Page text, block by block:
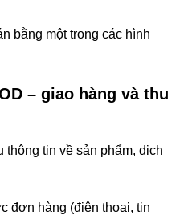
bằng một trong các hình
– giao hàng và thu
tin về sản phẩm, dịch
đơn hàng (điện thoại, tin